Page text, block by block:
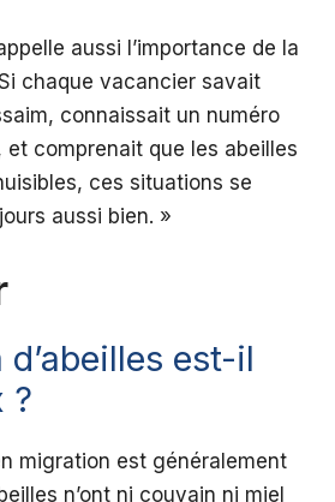
aussi l’importance de la
chaque vacancier savait
connaissait un numéro
et comprenait que les abeilles
ces situations se
aussi bien. »
est-il
?
migration est généralement
n’ont ni couvain ni miel